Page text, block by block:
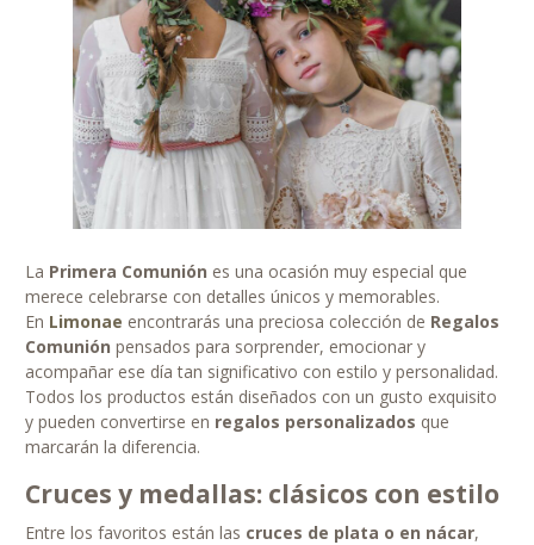
La Primera Comunión es una ocasión muy especial que
merece celebrarse con detalles únicos y memorables.
En Limonae encontrarás una preciosa colección de Regalos
Comunión pensados para sorprender, emocionar y
acompañar ese día tan significativo con estilo y personalidad.
Todos los productos están diseñados con un gusto exquisito
y pueden convertirse en regalos personalizados que
marcarán la diferencia.
Cruces y medallas: clásicos con estilo
Entre los favoritos están las cruces de plata o en nácar,